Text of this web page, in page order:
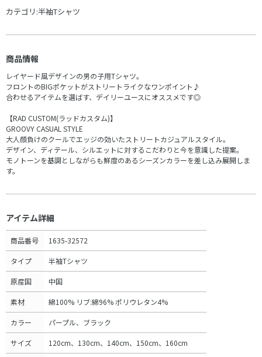
カテゴリ:半袖Tシャツ
商品情報
レイヤード風デザインの男の子用Tシャツ。
フロントのBIGポケットがストリートライクなワンポイント♪
合わせるアイテムを選ばす、デイリーユースにオススメです◎
【RAD CUSTOM(ラッドカスタム)】
GROOVY CASUAL STYLE
大人顔負けのクールでエッジの効いたストリートカジュアルスタイル。
デザイン、ディテール、シルエットに対するこだわりと今を意識した提案。
モノトーンを基調としながらも鮮度のあるシーズンカラーを差し込み展開しま
す。
アイテム詳細
商品番号 1635-32572
タイプ 半袖Tシャツ
原産国 中国
素材 綿100% リブ:綿96% ポリウレタン4%
カラー パープル、ブラック
サイズ 120cm、130cm、140cm、150cm、160cm